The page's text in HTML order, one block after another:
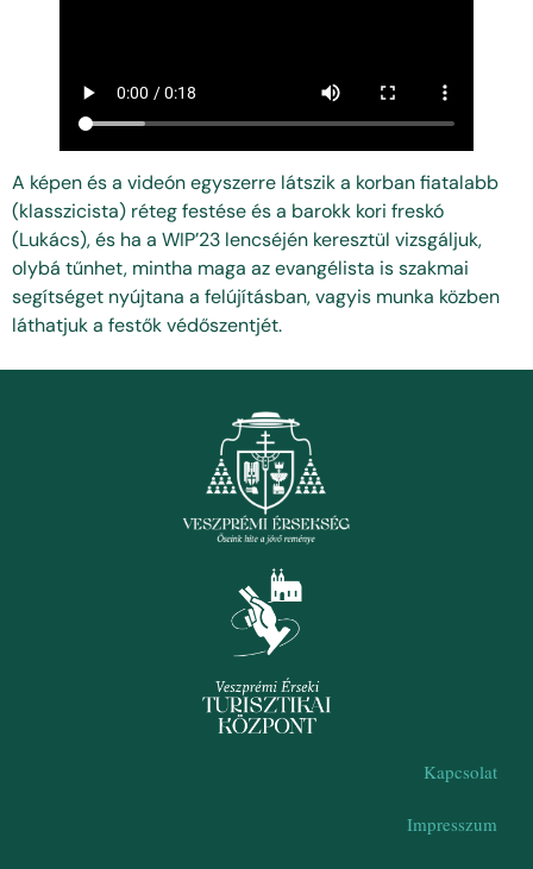
A képen és a videón egyszerre látszik a korban fiatalabb
(klasszicista) réteg festése és a barokk kori freskó
(Lukács), és ha a WIP’23 lencséjén keresztül vizsgáljuk,
olybá tűnhet, mintha maga az evangélista is szakmai
segítséget nyújtana a felújításban, vagyis munka közben
láthatjuk a festők védőszentjét.
Kapcsolat
Impresszum